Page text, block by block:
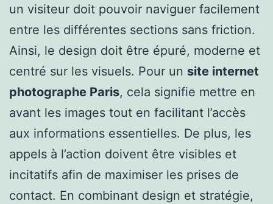
un visiteur doit pouvoir naviguer facilement
entre les différentes sections sans friction.
Ainsi, le design doit être épuré, moderne et
centré sur les visuels. Pour un site internet
photographe Paris, cela signifie mettre en
avant les images tout en facilitant l’accès
aux informations essentielles. De plus, les
appels à l’action doivent être visibles et
incitatifs afin de maximiser les prises de
contact. En combinant design et stratégie,